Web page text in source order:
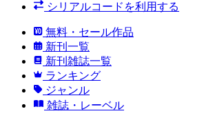
シリアルコードを利用する
無料・セール作品
新刊一覧
新刊雑誌一覧
ランキング
ジャンル
雑誌・レーベル